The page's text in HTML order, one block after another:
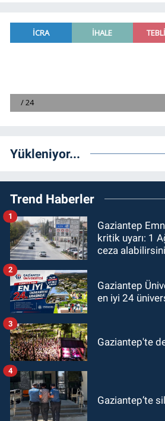
Yükleniyor...
Trend Haberler
Gaziantep
kritik uyarı: 1
ceza
1
Gaziantep
en iyi 24
2
Gaziantep'te
3
Gaziantep’te
4